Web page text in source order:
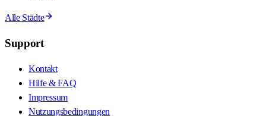
Alle Städte
Support
Kontakt
Hilfe & FAQ
Impressum
Nutzungsbedingungen